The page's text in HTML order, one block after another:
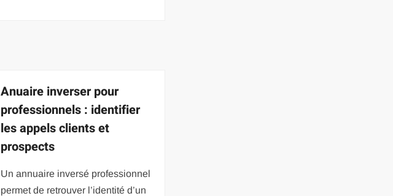
Anuaire inverser pour
professionnels : identifier
les appels clients et
prospects
Un annuaire inversé professionnel
permet de retrouver l’identité d’un